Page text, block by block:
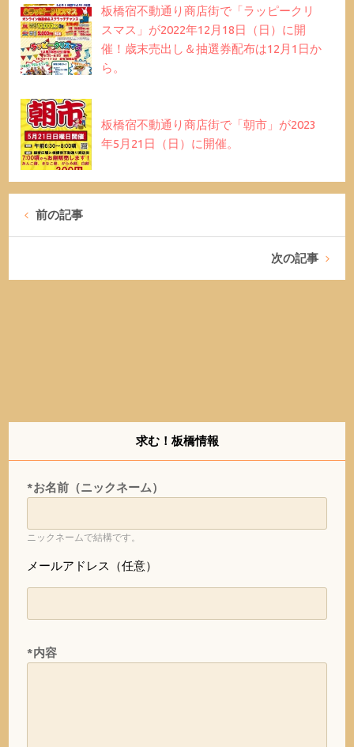
板橋宿不動通り商店街で「ラッピークリ
スマス」が2022年12月18日（日）に開
催！歳末売出し＆抽選券配布は12月1日か
ら。
板橋宿不動通り商店街で「朝市」が2023
年5月21日（日）に開催。
前の記事
次の記事
求む！板橋情報
*お名前（ニックネーム）
ニックネームで結構です。
メールアドレス（任意）
*内容